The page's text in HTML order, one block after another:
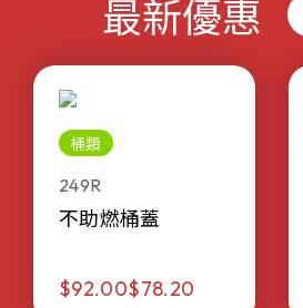
最新優惠
桶類
249R
不助燃桶蓋
$92.00$78.20